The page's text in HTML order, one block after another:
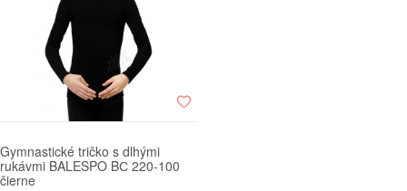
Gymnastické tričko s dlhými
rukávmi BALESPO BС 220-100
čierne